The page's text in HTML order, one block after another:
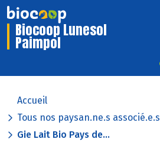
Biocoop Lunesol
Paimpol
Accueil
Tous nos paysan.ne.s associé.e.s
Gie Lait Bio Pays de...